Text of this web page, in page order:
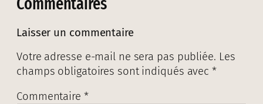
Laisser un commentaire
Votre adresse e-mail ne sera pas publiée. Les
champs obligatoires sont indiqués avec*
Commentaire *